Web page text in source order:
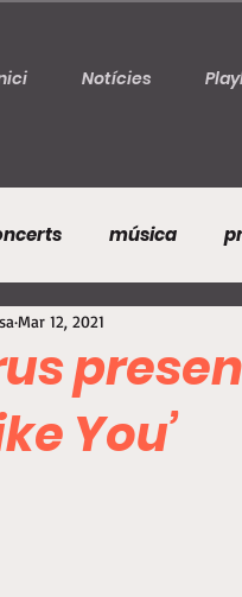
Notícies
música
You’
Mar 12, 2021